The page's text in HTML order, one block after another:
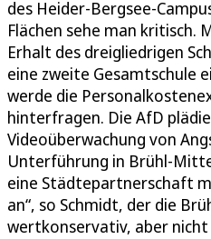
des Heider-Bergsee-
Flächen sehe man kritisch.
Erhalt des dreigliedrigen
eine zweite Gesamtschule
werde die
hinterfragen. Die AfD
Videoüberwachung von
Unterführung in Brühl-
eine Städtepartnerschaft
an“, so Schmidt, der die
wertkonservativ, aber